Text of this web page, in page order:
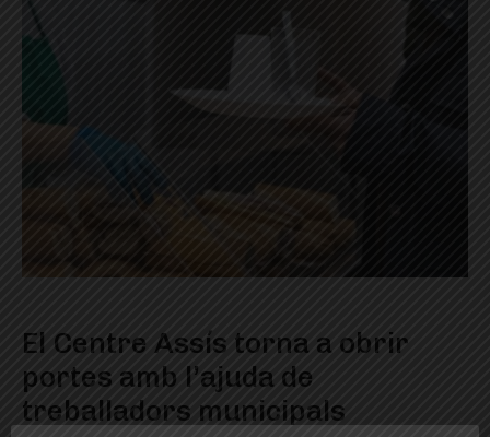
El Centre Assís torna a obrir
portes amb l’ajuda de
treballadors municipals